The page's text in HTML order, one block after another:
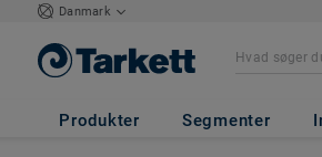
Danmark
Produkter Segmenter